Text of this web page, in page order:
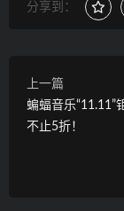
分享到：
上一篇
蝙蝠音乐“11.11”
不止5折！